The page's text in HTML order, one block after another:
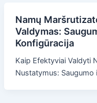
Namų
Valdymas:
Konfigūracija
Kaip Efektyviai Valdyti
Nustatymus: